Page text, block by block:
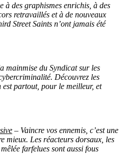
à des graphismes enrichis, à des
retravaillés et à de nouveaux
Street Saints n’ont jamais été
mainmise du Syndicat sur les
Découvrez les
est partout, pour le meilleur, et
– Vaincre vos ennemis, c’est une
mieux. Les réacteurs dorsaux, les
farfelues sont aussi fous